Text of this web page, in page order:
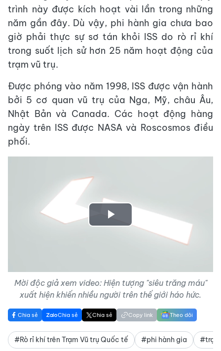
trình này được kích hoạt vài lần trong những
năm gần đây. Dù vậy, phi hành gia chưa bao
giờ phải thực sự sơ tán khỏi ISS do rò rỉ khí
trong suốt lịch sử hơn 25 năm hoạt động của
trạm vũ trụ.
Được phóng vào năm 1998, ISS được vận hành
bởi 5 cơ quan vũ trụ của Nga, Mỹ, châu Âu,
Nhật Bản và Canada. Các hoạt động hàng
ngày trên ISS được NASA và Roscosmos điều
phối.
Play
Mời độc giả xem video: Hiện tượng "siêu trăng máu"
xuất hiện khiến nhiều người trên thế giới háo hức.
Chia sẻ Chia sẻ Chia sẻ Copy link Theo dõi
#Rò rỉ khí trên Trạm Vũ trụ Quốc tế #phi hành gia #trạm